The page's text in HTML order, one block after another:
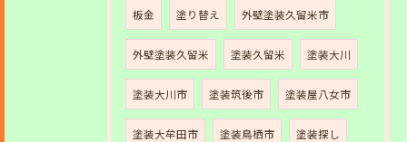
板金 塗り替え 外壁塗装久留米市
外壁塗装久留米 塗装久留米 塗装大川
塗装大川市 塗装筑後市 塗装屋八女市
塗装大牟田市 塗装鳥栖市 塗装探し